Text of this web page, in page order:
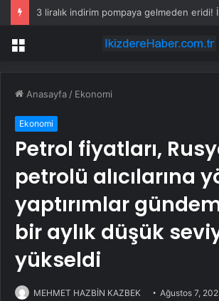
Menü
Anasayfa / Ekonomi
Ekonomi
Petrol fiyatları,
petrolü alıcılarına
yaptırımlar
bir aylık düşük
yükseldi
MEHMET HAZBİN KAZBEK Ağustos 7,